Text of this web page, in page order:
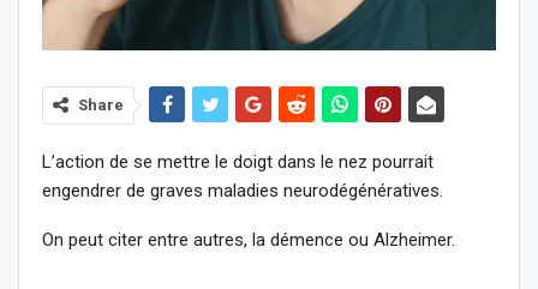
Share
L’action de se mettre le doigt dans le nez pourrait
engendrer de graves maladies neurodégénératives.
On peut citer entre autres, la démence ou Alzheimer.